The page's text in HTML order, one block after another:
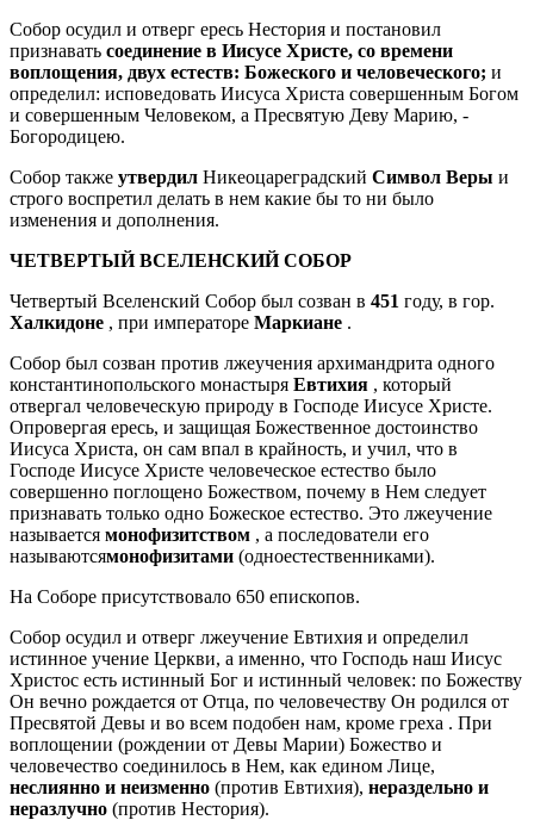
Собор осудил и отверг ересь Нестория и постановил
признавать соединение в Иисусе Христе, со времени
воплощения, двух естеств: Божеского и человеческого; и
определил: исповедовать Иисуса Христа совершенным Богом
и совершенным Человеком, а Пресвятую Деву Марию, -
Богородицею.
Собор также утвердил Никеоцареградский Символ Веры и
строго воспретил делать в нем какие бы то ни было
изменения и дополнения.
ЧЕТВЕРТЫЙ ВСЕЛЕНСКИЙ СОБОР
Четвертый Вселенский Собор был созван в 451 году, в гор.
Халкидоне , при императоре Маркиане .
Собор был созван против лжеучения архимандрита одного
константинопольского монастыря Евтихия , который
отвергал человеческую природу в Господе Иисусе Христе.
Опровергая ересь, и защищая Божественное достоинство
Иисуса Христа, он сам впал в крайность, и учил, что в
Господе Иисусе Христе человеческое естество было
совершенно поглощено Божеством, почему в Нем следует
признавать только одно Божеское естество. Это лжеучение
называется монофизитством , а последователи его
называютсямонофизитами (одноестественниками).
На Соборе присутствовало 650 епископов.
Собор осудил и отверг лжеучение Евтихия и определил
истинное учение Церкви, а именно, что Господь наш Иисус
Христос есть истинный Бог и истинный человек: по Божеству
Он вечно рождается от Отца, по человечеству Он родился от
Пресвятой Девы и во всем подобен нам, кроме греха . При
воплощении (рождении от Девы Марии) Божество и
человечество соединилось в Нем, как едином Лице,
неслиянно и неизменно (против Евтихия), нераздельно и
неразлучно (против Нестория).